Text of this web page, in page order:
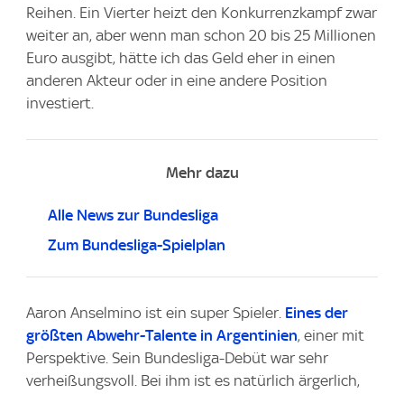
Reihen. Ein Vierter heizt den Konkurrenzkampf zwar
weiter an, aber wenn man schon 20 bis 25 Millionen
Euro ausgibt, hätte ich das Geld eher in einen
anderen Akteur oder in eine andere Position
investiert.
Mehr dazu
Alle News zur Bundesliga
Zum Bundesliga-Spielplan
Aaron Anselmino ist ein super Spieler. Eines der
größten Abwehr-Talente in Argentinien, einer mit
Perspektive. Sein Bundesliga-Debüt war sehr
verheißungsvoll. Bei ihm ist es natürlich ärgerlich,